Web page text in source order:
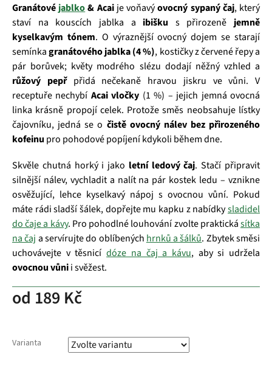
od 189 Kč
Varianta
Granátové jablko& Acaije voňavýovocný sypaný čaj, který
staví na kouscích jablka a ibišku s přirozeně jemně
kyselkavým tónem. O výraznější ovocný dojem se starají
semínkagranátového jablka (4 %), kostičky z červené řepy a
pár borůvek; květy modrého slézu dodají něžný vzhled a
růžový pepřpřidá nečekaně hravou jiskru ve vůni. V
receptuře nechybí Acai vločky (1 %) – jejich jemná ovocná
linka krásně propojí celek. Protože směs neobsahuje lístky
čajovníku, jedná se o čistě ovocný nálev bez přirozeného
kofeinu pro pohodové popíjení kdykoli během dne.
Skvěle chutná horký i jako letní ledový čaj. Stačí připravit
silnější nálev, vychladit a nalít na pár kostek ledu – vznikne
osvěžující, lehce kyselkavý nápoj s ovocnou vůní. Pokud
máte rádi sladší šálek, dopřejte mu kapku z nabídkysladidel
do čaje a kávy. Pro pohodlné louhování zvolte praktickásítka
na čaj a servírujte do oblíbených hrnků a šálků. Zbytek směsi
uchovávejte v těsnicídóze na čaj a kávu, aby si udržela
ovocnou vůnii svěžest.